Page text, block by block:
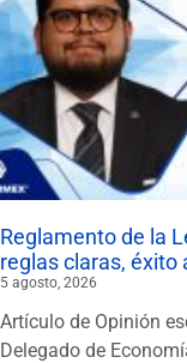
Reglamento de la
reglas claras, éxito
5 agosto, 2026
Artículo de Opinión
Delegado de